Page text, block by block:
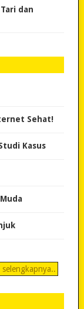
dan
Sehat!
Kasus
selengkapnya..